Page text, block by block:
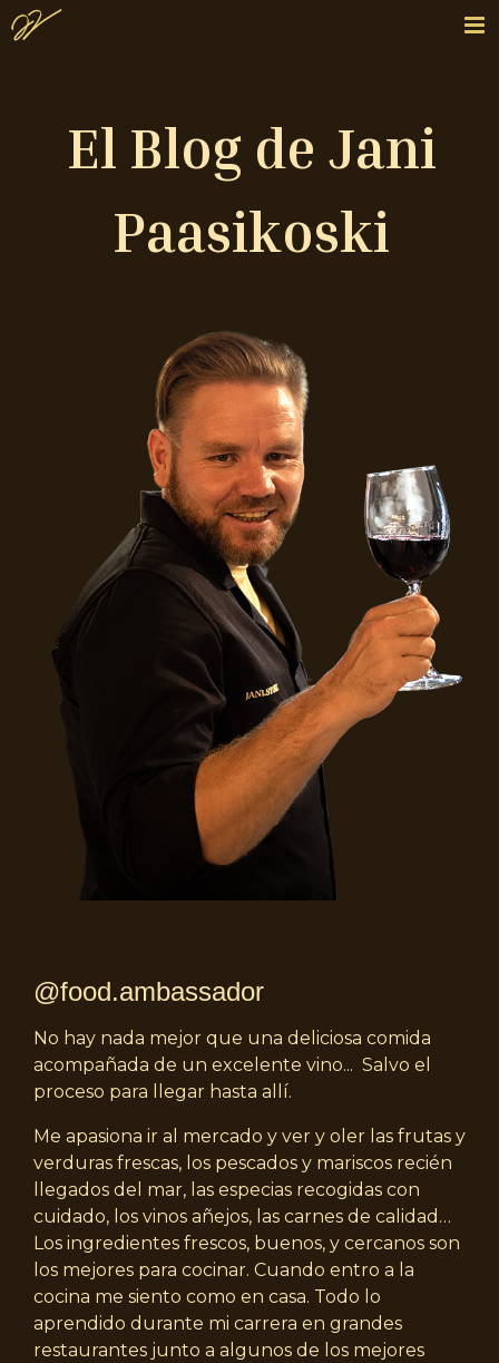
El Blog de Jani
Paasikoski
@food.ambassador
No hay nada mejor que una deliciosa comida
acompañada de un excelente vino... Salvo el
proceso para llegar hasta allí.
Me apasiona ir al mercado y ver y oler las frutas y
verduras frescas, los pescados y mariscos recién
llegados del mar, las especias recogidas con
cuidado, los vinos añejos, las carnes de calidad…
Los ingredientes frescos, buenos, y cercanos son
los mejores para cocinar. Cuando entro a la
cocina me siento como en casa. Todo lo
aprendido durante mi carrera en grandes
restaurantes junto a algunos de los mejores